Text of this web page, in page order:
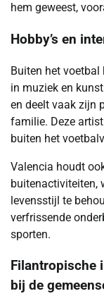
hem geweest,
Hobby’s en
Buiten het voetbal
in muziek en
en deelt vaak zijn
familie. Deze
buiten het
Valencia houdt
buitenactiviteiten,
levensstijl te
verfrissende
sporten.
Filantropische
bij de